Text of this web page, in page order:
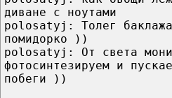
диване c ноутами
polosatyj: Толег
помидорко ))
polosatyj: От света
фотосинтезируем и
побеги ))